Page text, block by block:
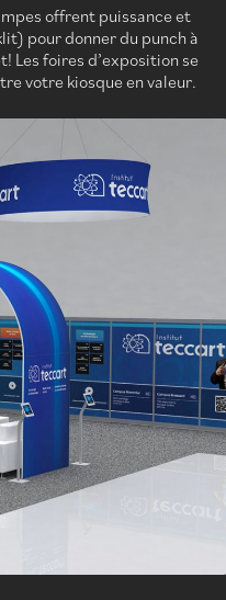
offrent puissance et
pour donner du punch à
Les foires d’exposition se
votre kiosque en valeur.